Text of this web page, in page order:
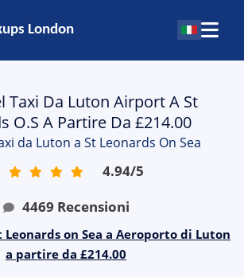
London
Taxi Da Luton Airport A St
O.S A Partire Da £214.00
da Luton a St Leonards On Sea
4.94/5
4469 Recensioni
on Sea a Aeroporto di Luton
a partire da £214.00